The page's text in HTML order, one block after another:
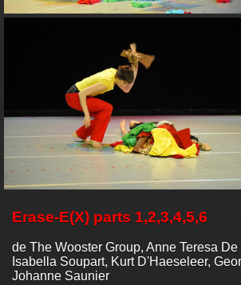
Erase-E(X) parts 1,2,3,4,5,6
de The Wooster Group, Anne Teresa
Isabella Soupart, Kurt D'Haeseleer,
Johanne Saunier